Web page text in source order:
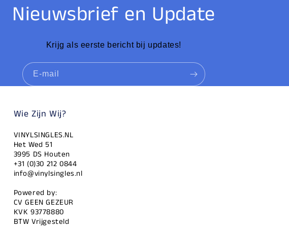
Nieuwsbrief en Update
Krijg als eerste bericht bij updates!
E‑mail
Wie Zijn Wij?
VINYLSINGLES.NL
Het Wed 51
3995 DS Houten
+31 (0)30 212 0844
info@vinylsingles.nl
Powered by:
CV GEEN GEZEUR
KVK 93778880
BTW Vrijgesteld